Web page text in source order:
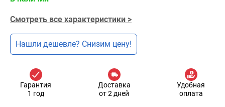
Смотреть все характеристики >
Нашли дешевле? Снизим цену!
Гарантия
1 год
Доставка
от 2 дней
Удобная
оплата